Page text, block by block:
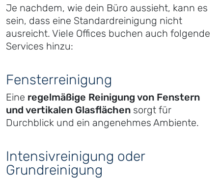
Je nachdem, wie dein Büro aussieht, kann es
sein, dass eine Standardreinigung nicht
ausreicht. Viele Offices buchen auch folgende
Services hinzu:
Fensterreinigung
Eine regelmäßige Reinigung von Fenstern
und vertikalen Glasflächen sorgt für
Durchblick und ein angenehmes Ambiente.
Intensivreinigung oder
Grundreinigung